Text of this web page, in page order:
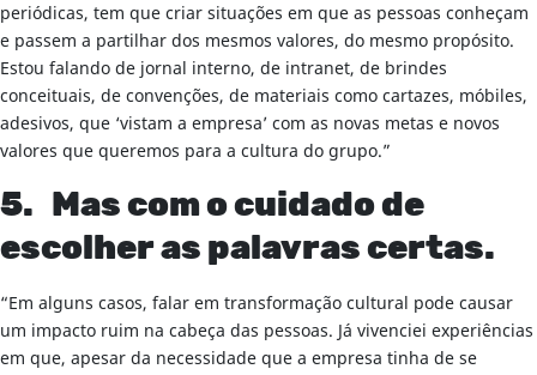
periódicas, tem que criar situações em que as pessoas conheçam
e passem a partilhar dos mesmos valores, do mesmo propósito.
Estou falando de jornal interno, de intranet, de brindes
conceituais, de convenções, de materiais como cartazes, móbiles,
adesivos, que ‘vistam a empresa’ com as novas metas e novos
valores que queremos para a cultura do grupo.”
5. Mas com o cuidado de
escolher as palavras certas.
“Em alguns casos, falar em transformação cultural pode causar
um impacto ruim na cabeça das pessoas. Já vivenciei experiências
em que, apesar da necessidade que a empresa tinha de se